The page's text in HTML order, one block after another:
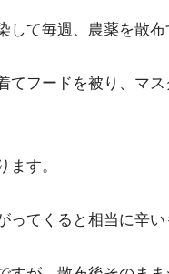
て毎週、農薬を散布
てフードを被り、マ
ます。
てくると相当に辛い